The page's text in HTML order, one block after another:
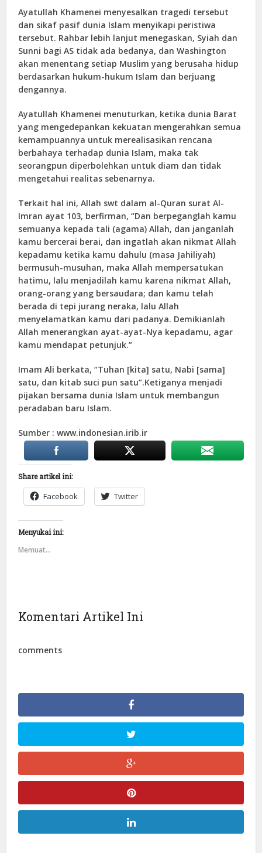
Ayatullah Khamenei menyesalkan tragedi tersebut
dan sikaf pasif dunia Islam menyikapi peristiwa
tersebut. Rahbar lebih lanjut menegaskan, Syiah dan
Sunni bagi AS tidak ada bedanya, dan Washington
akan menentang setiap Muslim yang berusaha hidup
berdasarkan hukum-hukum Islam dan berjuang
dengannya.
Ayatullah Khamenei menuturkan, ketika dunia Barat
yang mengedepankan kekuatan mengerahkan semua
kemampuannya untuk merealisasikan rencana
berbahaya terhadap dunia Islam, maka tak
seorangpun diperbolehkan untuk diam dan tidak
mengetahui realitas sebenarnya.
Terkait hal ini, Allah swt dalam al-Quran surat Al-
Imran ayat 103, berfirman, “Dan berpeganglah kamu
semuanya kepada tali (agama) Allah, dan janganlah
kamu bercerai berai, dan ingatlah akan nikmat Allah
kepadamu ketika kamu dahulu (masa Jahiliyah)
bermusuh-musuhan, maka Allah mempersatukan
hatimu, lalu menjadilah kamu karena nikmat Allah,
orang-orang yang bersaudara; dan kamu telah
berada di tepi jurang neraka, lalu Allah
menyelamatkan kamu dari padanya. Demikianlah
Allah menerangkan ayat-ayat-Nya kepadamu, agar
kamu mendapat petunjuk.”
Imam Ali berkata, “Tuhan [kita] satu, Nabi [sama]
satu, dan kitab suci pun satu”.Ketiganya menjadi
pijakan bersama dunia Islam untuk membangun
peradaban baru Islam.
Sumber : www.indonesian.irib.ir
Share artikel ini:
Facebook Twitter
Menyukai ini:
Memuat...
Komentari Artikel Ini
comments